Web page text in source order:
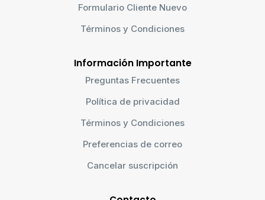
Formulario Cliente Nuevo
Términos y Condiciones
Información Importante
Preguntas Frecuentes
Política de privacidad
Términos y Condiciones
Preferencias de correo
Cancelar suscripción